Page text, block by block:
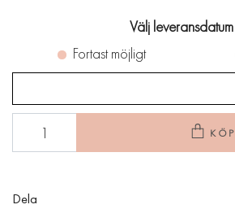
Välj leveransdatum
Fortast möjligt
KÖP
Dela